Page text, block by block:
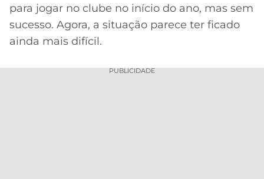
MELHORES
APPS
APOSTAS
FLAMENGO
PREMIER
LEAGUE
para jogar no clube no início do ano, mas sem
sucesso. Agora, a situação parece ter ficado
ainda mais difícil.
PUBLICIDADE